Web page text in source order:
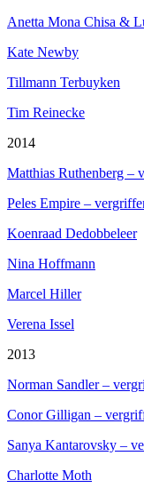
Anetta Mona Chisa &
Kate Newby
Tillmann Terbuyken
Tim Reinecke
2014
Matthias Ruthenberg –
Peles Empire –
Koenraad Dedobbeleer
Nina Hoffmann
Marcel Hiller
Verena Issel
2013
Norman Sandler –
Conor Gilligan –
Sanya Kantarovsky –
Charlotte Moth